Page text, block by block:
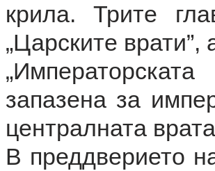
крила. Трите
„Царските
запазена за
централната
В преддверието